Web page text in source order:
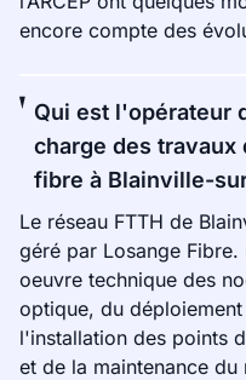
encore compte des
Qui est l'opérateur
charge des travaux
fibre à Blainville-
Le réseau FTTH de
géré par Losange
oeuvre technique des
optique, du
l'installation des points
et de la maintenance du